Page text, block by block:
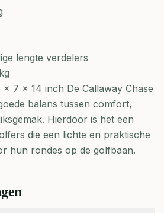
lengte verdelers
7 x 14 inch De Callaway Chase
balans tussen comfort,
Hierdoor is het een
die een lichte en praktische
hun rondes op de golfbaan.